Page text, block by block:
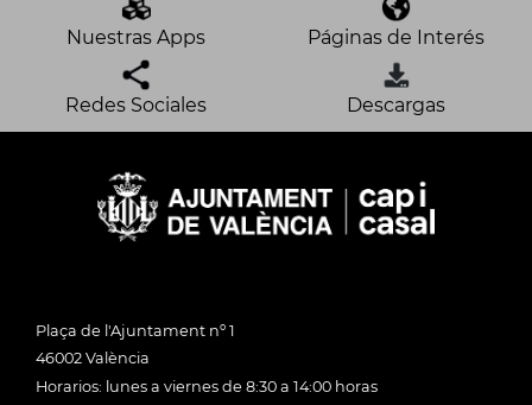
Nuestras Apps Páginas de Interés
Redes Sociales Descargas
Plaça de l'Ajuntament nº 1
46002 València
Horarios: lunes a viernes de 8:30 a 14:00 horas